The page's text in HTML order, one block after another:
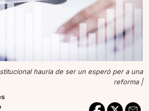
hauria de ser un esperó per a una
reforma |